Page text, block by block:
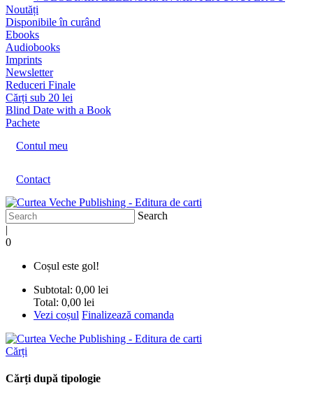
Noutăți
Disponibile în curând
Ebooks
Audiobooks
Imprints
Newsletter
Reduceri Finale
Cărți sub 20 lei
Blind Date with a Book
Pachete
Contul meu
Contact
Search
|
0
Coșul este gol!
Subtotal: 0,00 lei
Total: 0,00 lei
Vezi coșul Finalizează comanda
Cărți
Cărți după tipologie